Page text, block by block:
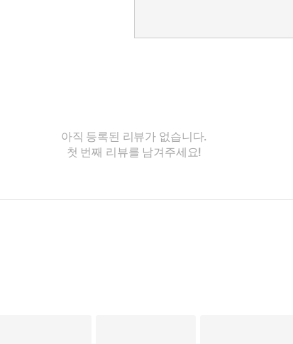
아직 등록된 리뷰가 없습니다.
첫 번째 리뷰를 남겨주세요!